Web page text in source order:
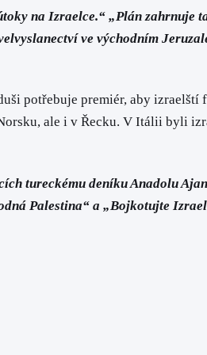
na Izraelce.“ „Plán zahrnuje
ve východním
potřebuje premiér, aby izraelští
ale i v Řecku. V Itálii byli
tureckému deníku Anadolu
Palestina“ a „Bojkotujte